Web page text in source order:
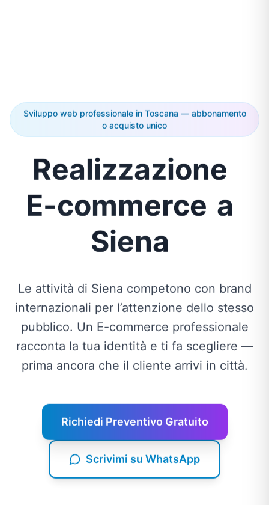
Sviluppo web professionale in Toscana — abbonamento
o acquisto unico
Realizzazione
E-commerce a
Siena
Le attività di Siena competono con brand
internazionali per l’attenzione dello stesso
pubblico. Un E-commerce professionale
racconta la tua identità e ti fa scegliere —
prima ancora che il cliente arrivi in città.
Richiedi Preventivo Gratuito
Scrivimi su WhatsApp